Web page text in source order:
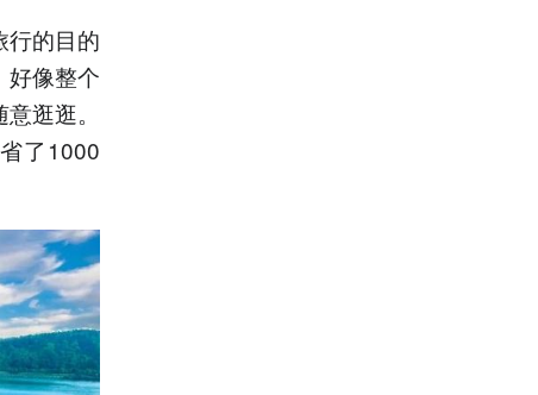
行的目的
好像整个
逛逛。
了1000